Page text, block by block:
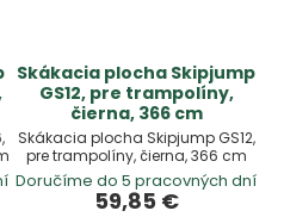
Skákacia plocha Skipjump
GS12, pre trampolíny,
čierna, 366 cm
Skákacia plocha Skipjump GS12,
pre trampolíny, čierna, 366 cm
Doručíme do 5 pracovných dní
59,85 €